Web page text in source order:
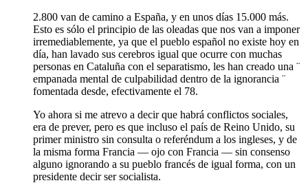
2.800 van de camino a España, y en unos días 15.000 más.
Esto es sólo el principio de las oleadas que nos van a imponer
irremediablemente, ya que el pueblo español no existe hoy en
día, han lavado sus cerebros igual que ocurre con muchas
personas en Cataluña con el separatismo, les han creado una ¨
empanada mental de culpabilidad dentro de la ignorancia ¨
fomentada desde, efectivamente el 78.
Yo ahora si me atrevo a decir que habrá conflictos sociales,
era de prever, pero es que incluso el país de Reino Unido, su
primer ministro sin consulta o referéndum a los ingleses, y de
la misma forma Francia — ojo con Francia — sin consenso
alguno ignorando a su pueblo francés de igual forma, con un
presidente decir ser socialista.